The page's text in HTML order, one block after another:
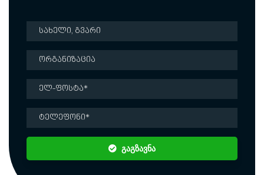
გაგზავნა